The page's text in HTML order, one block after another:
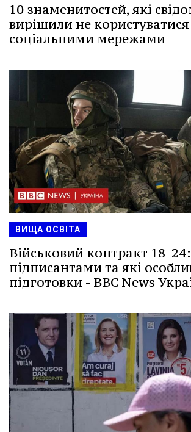
10 знаменитостей, які
вирішили не користуватися
соціальними мережами
ВИЩА ОСВІТА
Військовий контракт 18-
підписантами та які
підготовки - BBC News